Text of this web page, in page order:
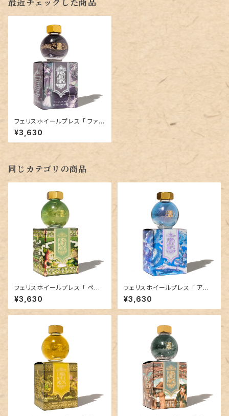
最近チェックした商品
フェリスホイールプレス 「 ファン
トムミスト（ THE FERRITALES
COLLECTION ）」／20mlイン
ク／ラメ入り
¥3,630
同じカテゴリの商品
フェリスホイールプレス 「 ペイ
ンズオブペリドット ( THE FERR
ITALES COLLECTION）」／2
0mlインク／ラメ入り
¥3,630
フェリスホイールプレス 「 アンフ
ェタードフライト（ THE FERRIT
ALES COLLECTION ）」／20
mlインク／ラメ入り
¥3,630